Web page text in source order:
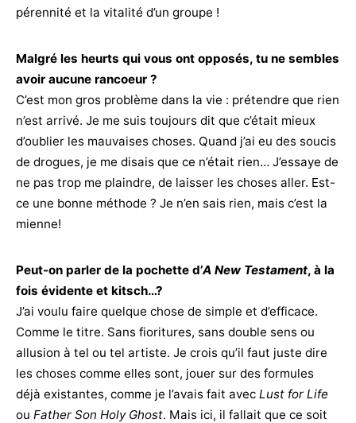
pérennité et la vitalité d’un groupe !
Malgré les heurts qui vous ont opposés, tu ne sembles
avoir aucune rancoeur ?
C’est mon gros problème dans la vie : prétendre que rien
n’est arrivé. Je me suis toujours dit que c’était mieux
d’oublier les mauvaises choses. Quand j’ai eu des soucis
de drogues, je me disais que ce n’était rien… J’essaye de
ne pas trop me plaindre, de laisser les choses aller. Est-
ce une bonne méthode ? Je n’en sais rien, mais c’est la
mienne!
Peut-on parler de la pochette d’A New Testament, à la
fois évidente et kitsch…?
J’ai voulu faire quelque chose de simple et d’efficace.
Comme le titre. Sans fioritures, sans double sens ou
allusion à tel ou tel artiste. Je crois qu’il faut juste dire
les choses comme elles sont, jouer sur des formules
déjà existantes, comme je l’avais fait avec Lust for Life
ou Father Son Holy Ghost. Mais ici, il fallait que ce soit